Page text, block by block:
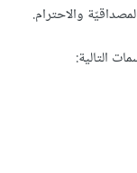
والاحترام.
التالية: